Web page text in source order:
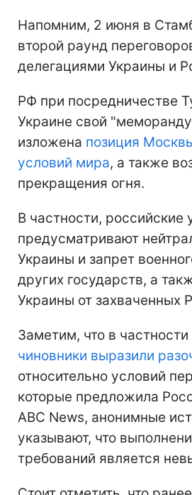
Напомним, 2 июня в
второй раунд
делегациями Украины и
РФ при посредничестве
Украине свой
изложена позиция
условий мира, а также
прекращения огня.
В частности, российские
предусматривают
Украины и запрет
других государств, а
Украины от захваченных
Заметим, что в частности
чиновники выразили
относительно условий
которые предложила
ABC News, анонимные
указывают, что
требований является